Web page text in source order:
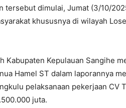
tersebut dimulai, Jumat (3/10/
khususnya di wilayah
Kabupaten Kepulauan Sangihe
Hamel ST dalam laporannya
pelaksanaan pekerjaan CV
juta.